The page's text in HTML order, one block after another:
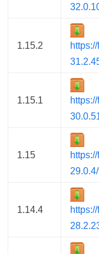
1.15.2
1.15.1
1.15
1.14.4